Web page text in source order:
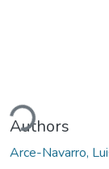
Authors
Arce-Navarro,